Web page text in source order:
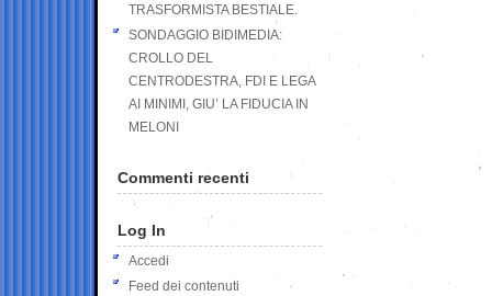
TRASFORMISTA BESTIALE.
SONDAGGIO BIDIMEDIA:
CROLLO DEL
CENTRODESTRA, FDI E LEGA
AI MINIMI, GIU’ LA FIDUCIA IN
MELONI
Commenti recenti
Log In
Accedi
Feed dei contenuti